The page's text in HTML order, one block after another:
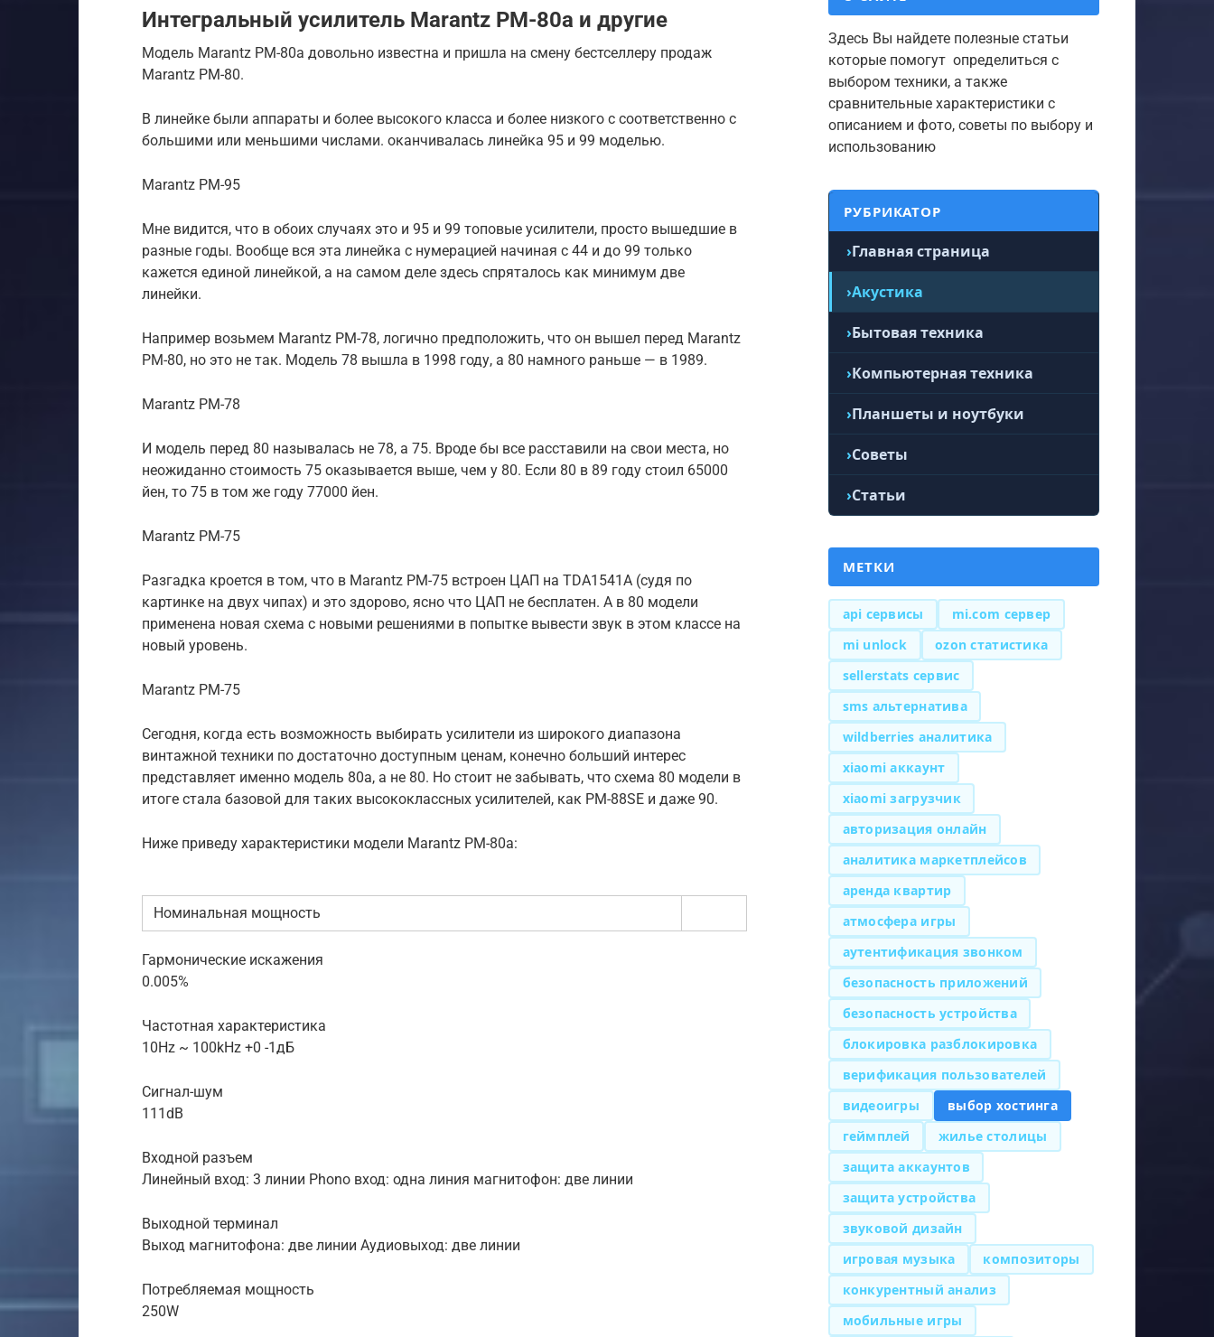
Интегральный усилитель Marantz PM-80a и другие
Модель Marantz PM-80a довольно известна и пришла на смену бестселлеру продаж
Marantz PM-80.
В линейке были аппараты и более высокого класса и более низкого с соответственно с
большими или меньшими числами. оканчивалась линейка 95 и 99 моделью.
Marantz PM-95
Мне видится, что в обоих случаях это и 95 и 99 топовые усилители, просто вышедшие в
разные годы. Вообще вся эта линейка с нумерацией начиная с 44 и до 99 только
кажется единой линейкой, а на самом деле здесь спряталось как минимум две
линейки.
Например возьмем Marantz PM-78, логично предположить, что он вышел перед Marantz
PM-80, но это не так. Модель 78 вышла в 1998 году, а 80 намного раньше — в 1989.
Marantz PM-78
И модель перед 80 называлась не 78, а 75. Вроде бы все расставили на свои места, но
неожиданно стоимость 75 оказывается выше, чем у 80. Если 80 в 89 году стоил 65000
йен, то 75 в том же году 77000 йен.
Marantz PM-75
Разгадка кроется в том, что в Marantz PM-75 встроен ЦАП на TDA1541A (судя по
картинке на двух чипах) и это здорово, ясно что ЦАП не бесплатен. А в 80 модели
применена новая схема с новыми решениями в попытке вывести звук в этом классе на
новый уровень.
Marantz PM-75
Сегодня, когда есть возможность выбирать усилители из широкого диапазона
винтажной техники по достаточно доступным ценам, конечно больший интерес
представляет именно модель 80а, а не 80. Но стоит не забывать, что схема 80 модели в
итоге стала базовой для таких высококлассных усилителей, как PM-88SE и даже 90.
Ниже приведу характеристики модели Marantz PM-80а:
Номинальная мощность
Гармонические искажения
0.005%
Частотная характеристика
10Hz ~ 100kHz +0 -1дБ
Сигнал-шум
111dB
Входной разъем
Линейный вход: 3 линии Phono вход: одна линия магнитофон: две линии
Выходной терминал
Выход магнитофона: две линии Аудиовыход: две линии
Потребляемая мощность
250W
Здесь Вы найдете полезные статьи
которые помогут определиться с
выбором техники, а также
сравнительные характеристики с
описанием и фото, советы по выбору и
использованию
РУБРИКАТОР
Главная страница
Акустика
Бытовая техника
Компьютерная техника
Планшеты и ноутбуки
Советы
Статьи
МЕТКИ
api сервисы
mi.com сервер
mi unlock
ozon статистика
sellerstats сервис
sms альтернатива
wildberries аналитика
xiaomi аккаунт
xiaomi загрузчик
авторизация онлайн
аналитика маркетплейсов
аренда квартир
атмосфера игры
аутентификация звонком
безопасность приложений
безопасность устройства
блокировка разблокировка
верификация пользователей
видеоигры
выбор хостинга
геймплей
жилье столицы
защита аккаунтов
защита устройства
звуковой дизайн
игровая музыка
композиторы
конкурентный анализ
мобильные игры